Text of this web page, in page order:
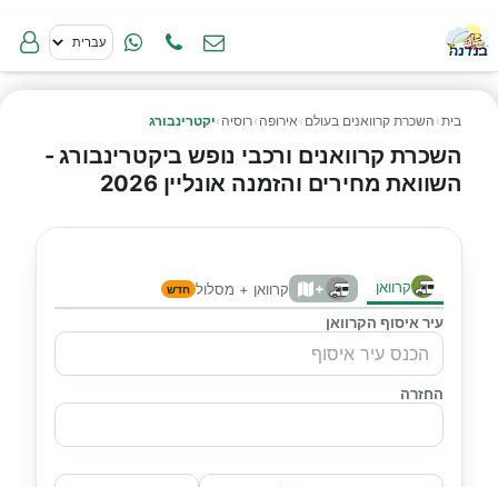
בית› השכרת קרוואנים בעולם › אירופה ›רוסיה ›יקטרינבורג
השכרת קרוואנים ורכבי נופש ביקטרינבורג -
השוואת מחירים והזמנה אונליין 2026
קרוואן + קרוואן + מסלול חדש
עיר איסוף הקרוואן
החזרה